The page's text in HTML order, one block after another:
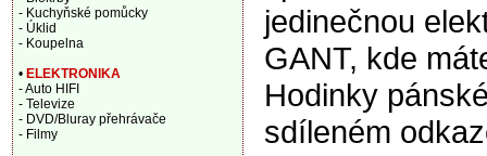
jedinečnou
GANT, kde
Hodinky
sdíleném
- Kuchyňské pomůcky
- Úklid
- Koupelna
• ELEKTRONIKA
- Auto HIFI
- Televize
- DVD/Bluray přehrávače
- Filmy